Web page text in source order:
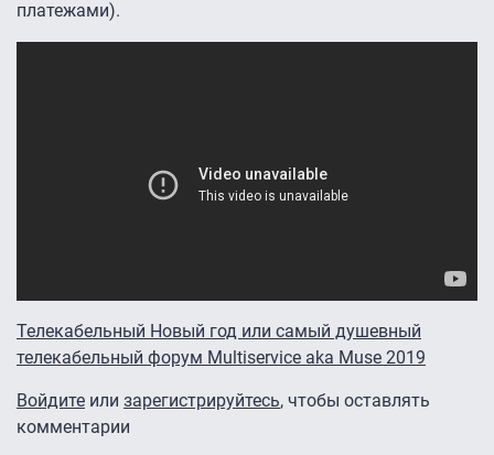
платежами).
Телекабельный Новый год или самый душевный
телекабельный форум Multiservice aka Muse 2019
Войдите или зарегистрируйтесь, чтобы оставлять
комментарии